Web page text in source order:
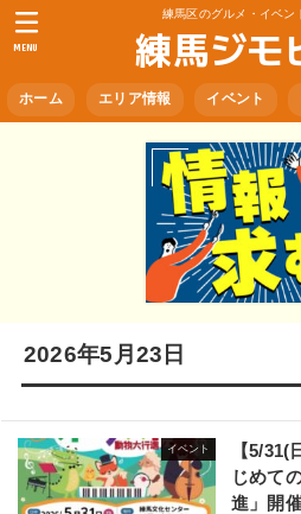
練馬区のグルメ・イベン
練馬ジモ
ホーム エリア情報 イベント
MENU
2026年5月23日
イベント
【5/
じめて
進」開催